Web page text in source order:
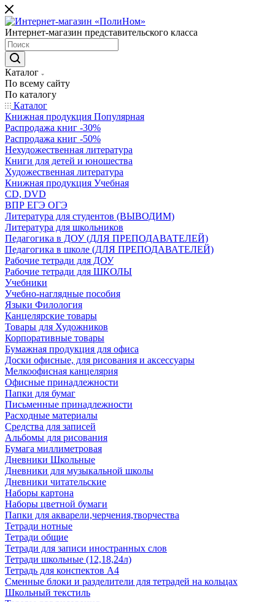
Интернет-магазин представительского класса
Каталог
По всему сайту
По каталогу
Каталог
Книжная продукция Популярная
Распродажа книг -30%
Распродажа книг -50%
Нехудожественная литература
Книги для детей и юношества
Художественная литература
Книжная продукция Учебная
CD, DVD
ВПР ЕГЭ ОГЭ
Литература для студентов (ВЫВОДИМ)
Литература для школьников
Педагогика в ДОУ (ДЛЯ ПРЕПОДАВАТЕЛЕЙ)
Педагогика в школе (ДЛЯ ПРЕПОДАВАТЕЛЕЙ)
Рабочие тетради для ДОУ
Рабочие тетради для ШКОЛЫ
Учебники
Учебно-наглядные пособия
Языки Филология
Канцелярские товары
Товары для Художников
Корпоративные товары
Бумажная продукция для офиса
Доски офисные, для рисования и аксессуары
Мелкоофисная канцелярия
Офисные принадлежности
Папки для бумаг
Письменные принадлежности
Расходные материалы
Средства для записей
Альбомы для рисования
Бумага миллиметровая
Дневники Школьные
Дневники для музыкальной школы
Дневники читательские
Наборы картона
Наборы цветной бумаги
Папки для акварели,черчения,творчества
Тетради нотные
Тетради общие
Тетради для записи иностранных слов
Тетради школьные (12,18,24л)
Тетрадь для конспектов А4
Сменные блоки и разделители для тетрадей на кольцах
Школьный текстиль